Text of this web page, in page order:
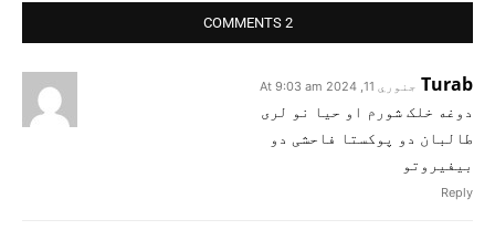
2 COMMENTS
Turab جنوري 11, 2024 At 9:03 am
دوغه خلک شورم او حیا نو لری
طالبان دو پوکستا فاحشی دو
بیفیروتو
Reply